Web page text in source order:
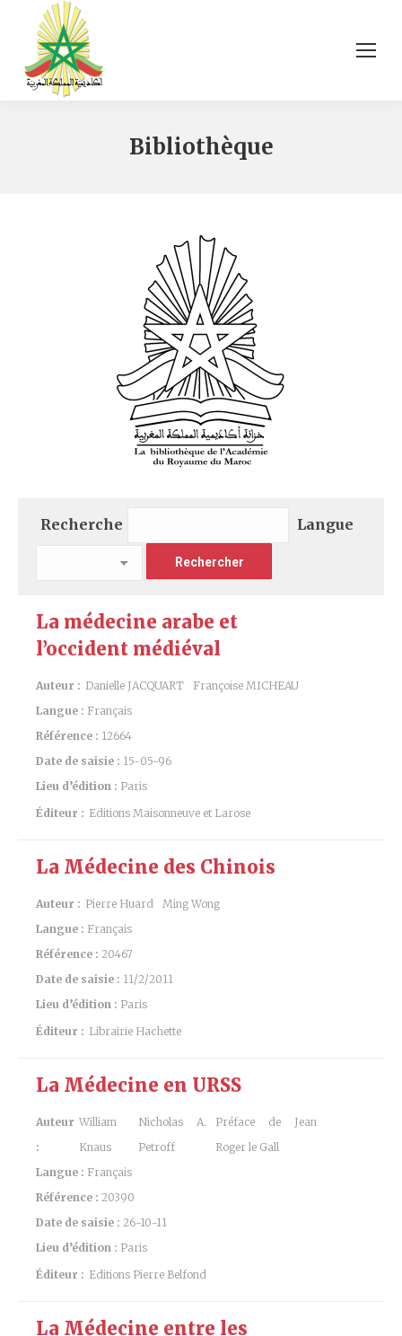
Bibliothèque
Recherche Langue
La médecine arabe et
l’occident médiéval
Auteur : Danielle JACQUART
Françoise MICHEAU
Langue : Français
Référence : 12664
Date de saisie : 15-05-96
Lieu d’édition : Paris
Éditeur : Editions Maisonneuve et Larose
La Médecine des Chinois
Auteur : Pierre Huard
Ming Wong
Langue : Français
Référence : 20467
Date de saisie : 11/2/2011
Lieu d’édition : Paris
Éditeur : Librairie Hachette
La Médecine en URSS
Auteur
:
William
Knaus
Nicholas A.
Petroff
Préface de Jean
Roger le Gall
Langue : Français
Référence : 20390
Date de saisie : 26-10-11
Lieu d’édition : Paris
Éditeur : Editions Pierre Belfond
La Médecine entre les